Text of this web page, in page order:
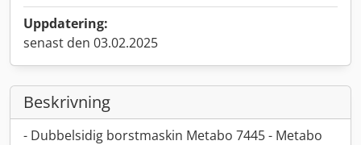
Uppdatering:
senast den 03.02.2025
Beskrivning
- Dubbelsidig borstmaskin Metabo 7445 - Metabo